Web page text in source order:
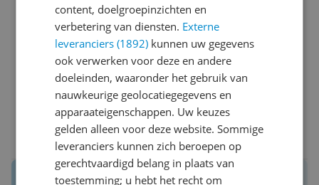
Reviewscore 8.0
Een paar jaar zonder droger gezeten en ik miste
hem toch wel thuis. Grotere kinderen grotere
wasjes. Handdoeken veel meer, groter beddengoed,
meer sportkleding. Alles uithangen ging niet meer,
vooral nu de winter komt kreeg ik het niet meer snel
klaar. Nu met de deze droger gaat het toch een stuk
sneller en de handdoeken zijn weer zacht. Ik blij en
de kinderen blij! Hij is naar mijn mening ook erg snel
en alles is gewoon prima droog! Als ik te veel erin
0 reactiesReageer
Reviews van echte kopers.
content, doelgroepinzichten en
verbetering van diensten. Externe
leveranciers (1892) kunnen uw gegevens
ook verwerken voor deze en andere
doeleinden, waaronder het gebruik van
nauwkeurige geolocatiegegevens en
apparaateigenschappen. Uw keuzes
gelden alleen voor deze website. Sommige
leveranciers kunnen zich beroepen op
gerechtvaardigd belang in plaats van
toestemming; u hebt het recht om